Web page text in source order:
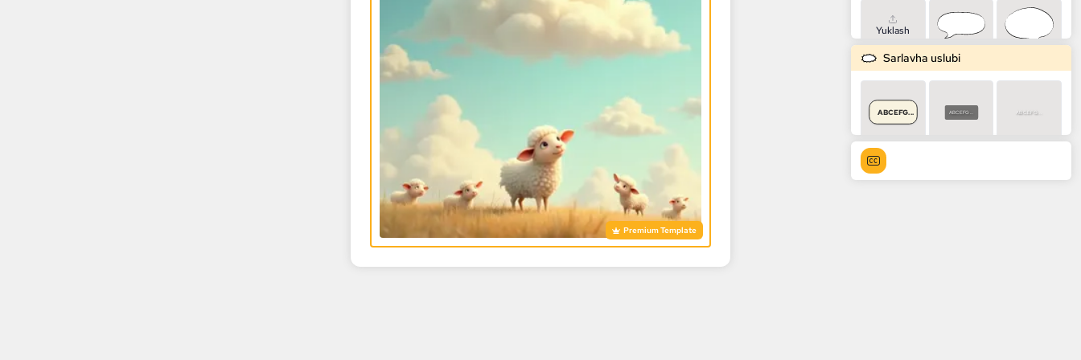
Premium Template
Yuklash
Sarlavha uslubi
ABCEFG... ABCEFG... ABCEFG...
ABCEFG... ABCEFG...